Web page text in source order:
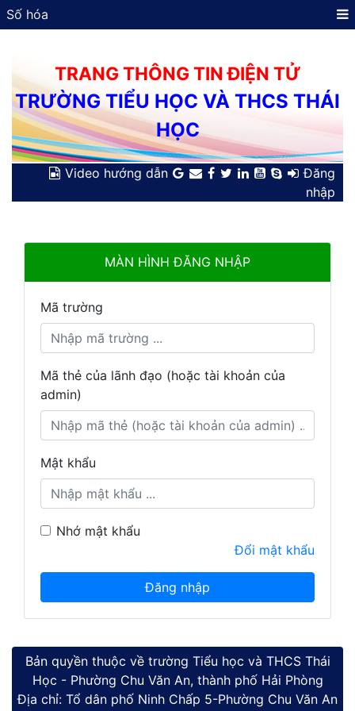
Số hóa
TRANG THÔNG TIN ĐIỆN TỬ
TRƯỜNG TIỂU HỌC VÀ THCS THÁI
HỌC
Video hướng dẫn
Đăng
nhập
MÀN HÌNH ĐĂNG NHẬP
Mã trường
Mã thẻ của lãnh đạo (hoặc tài khoản của
admin)
Mật khẩu
Nhớ mật khẩu
Đổi mật khẩu
Bản quyền thuộc về trường Tiểu học và THCS Thái
Học - Phường Chu Văn An, thành phố Hải Phòng
Địa chỉ: Tổ dân phố Ninh Chấp 5-Phường Chu Văn An